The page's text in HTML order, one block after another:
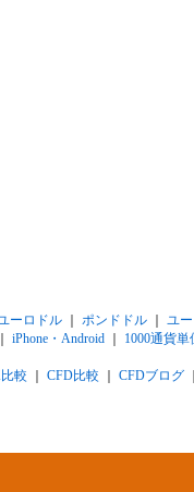
ーロドル｜ ポンドドル｜ ユ
iPhone・Android 1000通貨単
較 CFD比較 CFDブログ